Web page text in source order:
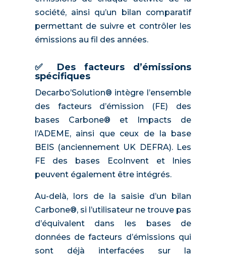
société, ainsi qu’un bilan comparatif
permettant de suivre et contrôler les
émissions au fil des années.
✅ Des facteurs d’émissions
spécifiques
Decarbo’Solution® intègre l’ensemble
des facteurs d’émission (FE) des
bases Carbone® et Impacts de
l’ADEME, ainsi que ceux de la base
BEIS (anciennement UK DEFRA). Les
FE des bases EcoInvent et Inies
peuvent également être intégrés.
Au-delà, lors de la saisie d’un bilan
Carbone®, si l’utilisateur ne trouve pas
d’équivalent dans les bases de
données de facteurs d’émissions qui
sont déjà interfacées sur la